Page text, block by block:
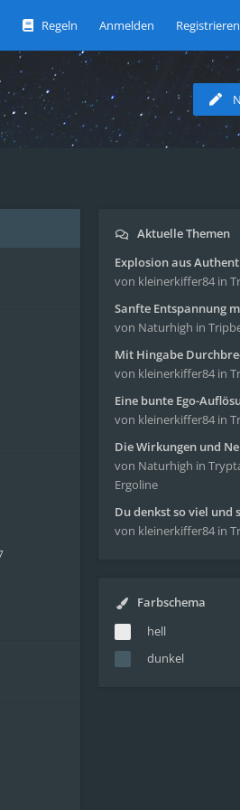
Regeln Anmelden Registrieren
Aktuelle Themen
von kleinerkiffer84 in
Sanfte Entspannung
von Naturhigh in
von kleinerkiffer84 in
von kleinerkiffer84 in
von Naturhigh in
Ergoline
von kleinerkiffer84 in
Farbschema
hell
dunkel